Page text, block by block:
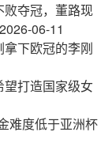
夺冠，董路现
2026-06-11
下欧冠的李刚
打造国家级女
难度低于亚洲杯